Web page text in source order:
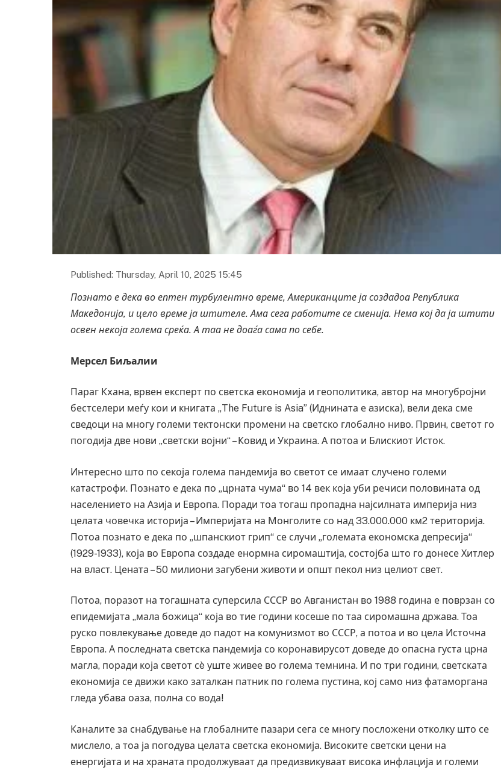
Published: Thursday, April 10, 2025 15:45
Познато е дека во ептен турбулентно време, Американците ја создадоа Република
Македонија, и цело време ја штителе. Ама сега работите се сменија. Нема кој да ја штити
освен некоја голема среќа. А таа не доаѓа сама по себе.
Мерсел Биљалии
Параг Кxана, врвен експерт по светска економија и геополитика, автор на многубројни
бестселери меѓу кои и книгата „The Future is Asia” (Иднината е aзиска), вели дека сме
сведоци на многу големи тектонски промени на светско глобално ниво. Првин, светот го
погодија две нови „светски војни“ – Ковид и Украина. А потоа и Блискиот Исток.
Интересно што по секоја голема пандемија во светот се имаат случено големи
катастрофи. Познато е дека по „црната чума“ во 14 век која уби речиси половината од
населението на Азија и Европа. Поради тоа тогаш пропадна најсилната империја низ
целата човечка историја – Империјата на Монголите со над 33.000.000 км2 територија.
Потоа познато е дека по „шпанскиот грип“ се случи „големата економска депресија“
(1929-1933), која во Европа создаде енормна сиромаштија, состојба што го донесе Хитлер
на власт. Цената – 50 милиони загубени животи и општ пекол низ целиот свет.
Потоа, поразот на тогашната суперсила СССР во Авганистан во 1988 година е поврзан со
епидемијата „мала божица“ која во тие години косеше по таа сиромашна држава. Тоа
руско повлекување доведе до падот на комунизмот во СССР, а потоа и во цела Источна
Европа. А последната светска пандемија со коронавирусот доведе до опасна густа црна
магла, поради која светот сè уште живее во голема темнина. И по три години, светската
економија се движи како заталкан патник по голема пустина, кој само низ фатаморгана
гледа убава оаза, полна со вода!
Каналите за снабдување на глобалните пазари сега се многу посложени отколку што се
мислело, а тоа ја погодува целата светска економија. Високите светски цени на
енергијата и на храната продолжуваат да предизвикуваат висока инфлација и големи
Детали за експлозијата во главниот град на
Русија – жена носела бомба, кој требало да
СОЗИС: Украинците повеќе им веруваат на
генералите отколку на Зеленски